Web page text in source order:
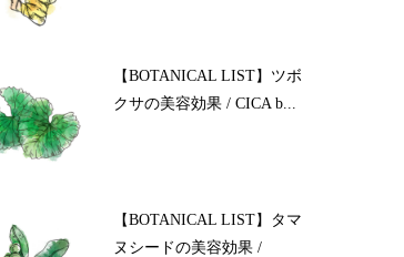
【BOTANICAL LIST】ツボ
クサの美容効果 / CICA b...
【BOTANICAL LIST】タマ
ヌシードの美容効果 /